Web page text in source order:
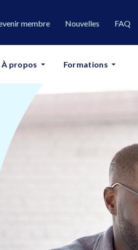
membre Nouvelles FAQ
À propos Formations